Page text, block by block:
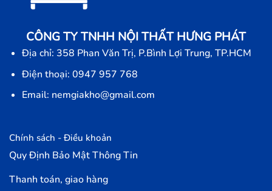
CÔNG TY TNHH NỘI THẤT HƯNG PHÁT
Địa chỉ: 358 Phan Văn Trị, P.Bình Lợi Trung, TP.HCM
Điện thoại: 0947 957 768
Email: nemgiakho@gmail.com
Chính sách - Điều khoản
Quy Định Bảo Mật Thông Tin
Thanh toán, giao hàng